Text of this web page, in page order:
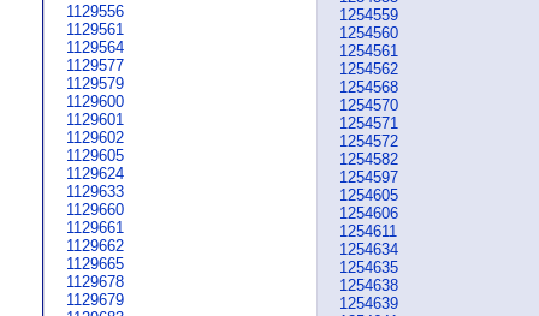
1129556
1129561
1129564
1129577
1129579
1129600
1129601
1129602
1129605
1129624
1129633
1129660
1129661
1129662
1129665
1129678
1129679
1254559
1254560
1254561
1254562
1254568
1254570
1254571
1254572
1254582
1254597
1254605
1254606
1254611
1254634
1254635
1254638
1254639